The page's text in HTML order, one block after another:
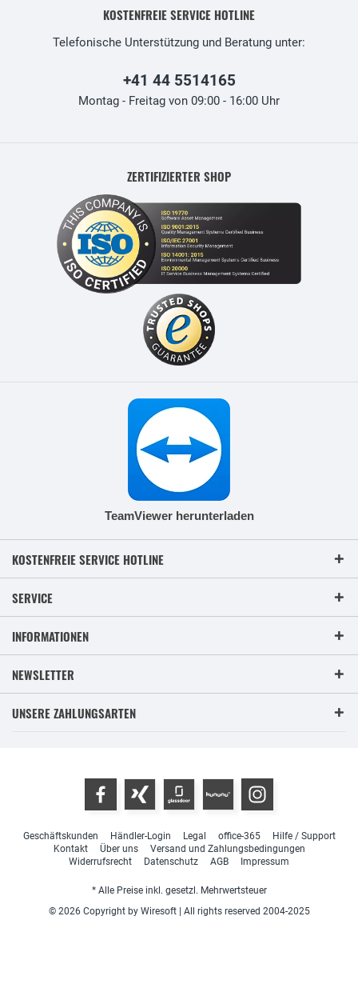
KOSTENFREIE SERVICE HOTLINE
Telefonische Unterstützung und Beratung unter:
+41 44 5514165
Montag - Freitag von 09:00 - 16:00 Uhr
ZERTIFIZIERTER SHOP
TeamViewer herunterladen
KOSTENFREIE SERVICE HOTLINE
SERVICE
INFORMATIONEN
NEWSLETTER
UNSERE ZAHLUNGSARTEN
Geschäftskunden Händler-Login Legal office-365
Hilfe / Support
Kontakt
Über uns
Versand und Zahlungsbedingungen
Widerrufsrecht
Datenschutz AGB Impressum
* Alle Preise inkl. gesetzl. Mehrwertsteuer
© 2026 Copyright by Wiresoft | All rights reserved 2004-2025